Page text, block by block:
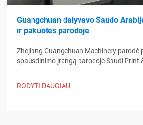
Guangchuan dalyvavo Saudo
ir pakuotės parodoje
Zhejiang Guangchuan Machinery parodė
spausdinimo įrangą parodoje Saudi Print
RODYTI DAUGIAU